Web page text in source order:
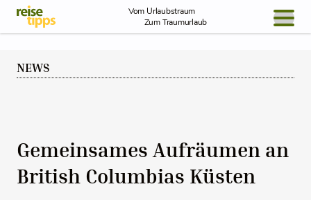
Skip to Content
Vom Urlaubstraum
Zum Traumurlaub
NEWS
Gemeinsames Aufräumen an
British Columbias Küsten